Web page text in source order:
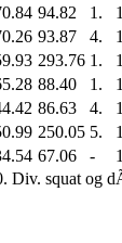
94.82 1.
93.87 4.
293.76 1.
88.40 1.
86.63 4.
250.05 5.
67.06 -
Div. squat og